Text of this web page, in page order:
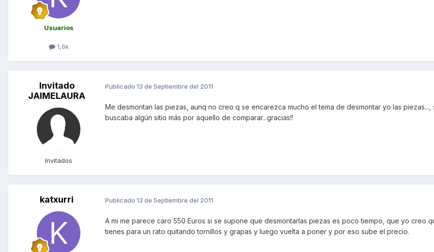
Usuarios
1,6k
Invitado
JAIMELAURA
Invitados
Publicado 13 de Septiembre del 2011
Me desmontan las piezas, aunq no creo q se encarezca mucho el tema de desmontar yo las piezas...,
buscaba algún sitio más por aquello de comparar...gracias!!
katxurri Publicado 13 de Septiembre del 2011
A mi me parece caro 550 Euros si se supone que desmontarlas piezas es poco tiempo, que yo creo
tienes para un rato quitando tornillos y grapas y luego vuelta a poner y por eso sube el precio.